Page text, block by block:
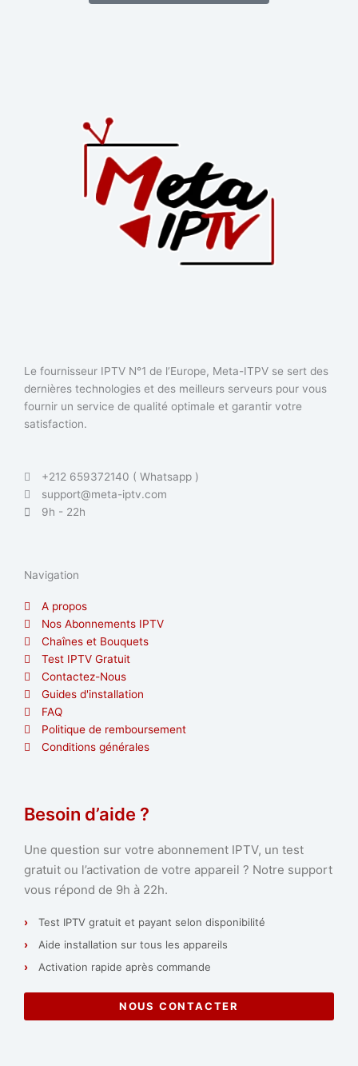
Le fournisseur IPTV N°1 de l’Europe, Meta-ITPV se sert des
dernières technologies et des meilleurs serveurs pour vous
fournir un service de qualité optimale et garantir votre
satisfaction.
+212 659372140 ( Whatsapp )
support@meta-iptv.com
9h - 22h
Navigation
A propos
Nos Abonnements IPTV
Chaînes et Bouquets
Test IPTV Gratuit
Contactez-Nous
Guides d'installation
FAQ
Politique de remboursement
Conditions générales
Besoin d’aide ?
Une question sur votre abonnement IPTV, un test
gratuit ou l’activation de votre appareil ? Notre support
vous répond de 9h à 22h.
Test IPTV gratuit et payant selon disponibilité
Aide installation sur tous les appareils
Activation rapide après commande
NOUS CONTACTER